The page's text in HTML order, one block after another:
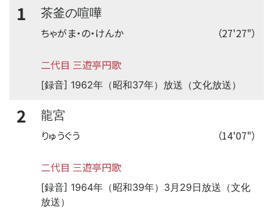
1
茶釜の喧嘩
（27'27"）
ちゃがま・の・けんか
二代目 三遊亭円歌
[録音] 1962年（昭和37年）放送（文化放送）
2
龍宮
（14'07"）
りゅうぐう
二代目 三遊亭円歌
[録音] 1964年（昭和39年）3月29日放送（文化
放送）